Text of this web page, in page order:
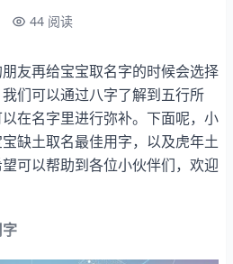
44 阅读
友再给宝宝取名字的时候会选择
们可以通过八字了解到五行所
在名字里进行弥补。下面呢，小
缺土取名最佳用字，以及虎年土
可以帮助到各位小伙伴们，欢迎